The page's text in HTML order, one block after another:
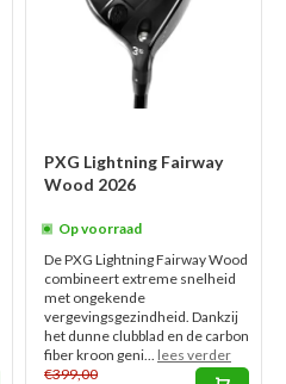
PXG Lightning Fairway
Wood 2026
Op voorraad
De PXG Lightning Fairway Wood
combineert extreme snelheid
met ongekende
vergevingsgezindheid. Dankzij
het dunne clubblad en de carbon
fiber kroon geni... lees verder
€399,00